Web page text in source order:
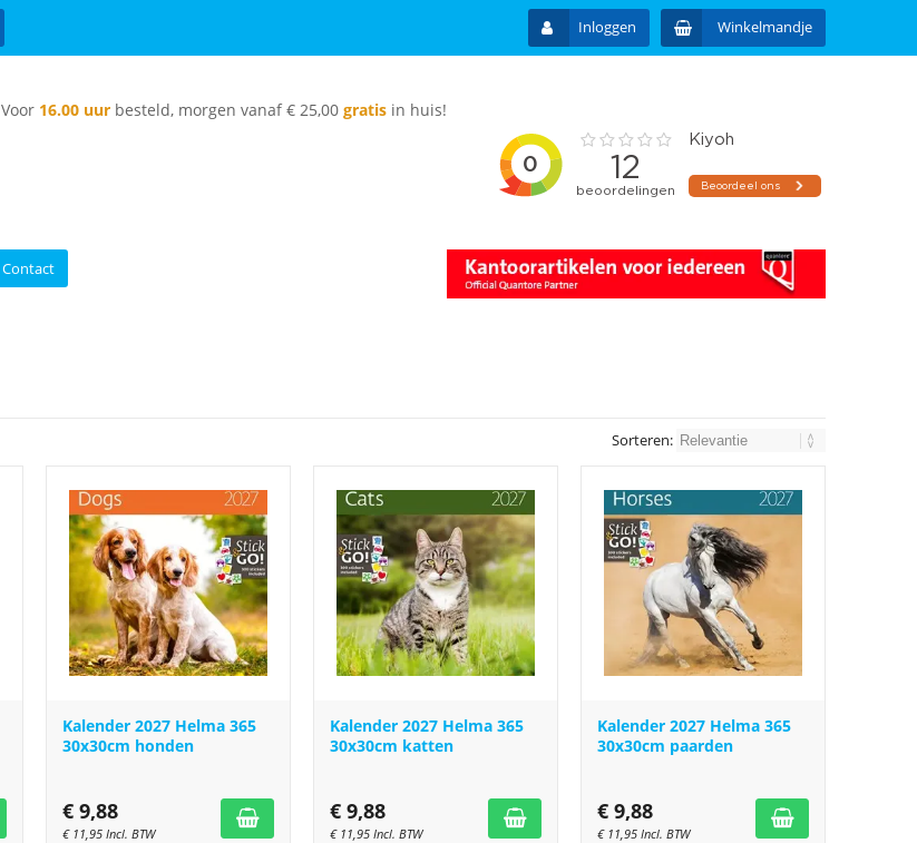
Inloggen Winkelmandje
Voor 16.00 uur besteld, morgen vanaf € 25,00 gratis in huis!
Contact
Sorteren:
Kalender 2027 Helma 365
30x30cm honden
€ 9,88
€ 11,95 Incl. BTW
Kalender 2027 Helma 365
30x30cm katten
€ 9,88
€ 11,95 Incl. BTW
Kalender 2027 Helma 365
30x30cm paarden
€ 9,88
€ 11,95 Incl. BTW